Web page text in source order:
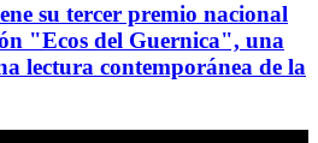
su tercer premio nacional
"Ecos del Guernica", una
lectura contemporánea de la